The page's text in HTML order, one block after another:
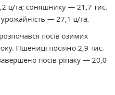
ц/га; соняшнику — 21,7 тис.
— 27,1 ц/га.
посів озимих
Пшениці посіяно 2,9 тис.
посів ріпаку — 20,0